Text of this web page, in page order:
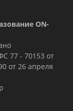
ON-
77 - 70153 от
от 26 апреля